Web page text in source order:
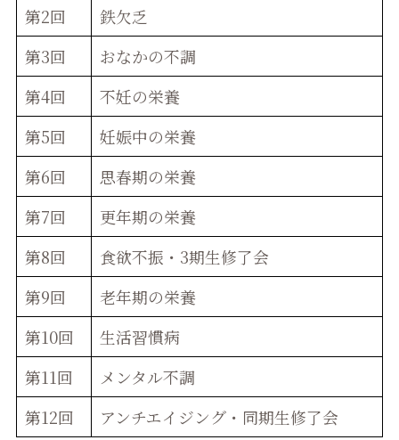
第2回
鉄欠乏
第3回
おなかの不調
第4回
不妊の栄養
第5回
妊娠中の栄養
第6回
思春期の栄養
第7回
更年期の栄養
第8回
食欲不振・3期生修了会
第9回
老年期の栄養
第10回
生活習慣病
第11回
メンタル不調
第12回
アンチエイジング・同期生修了会